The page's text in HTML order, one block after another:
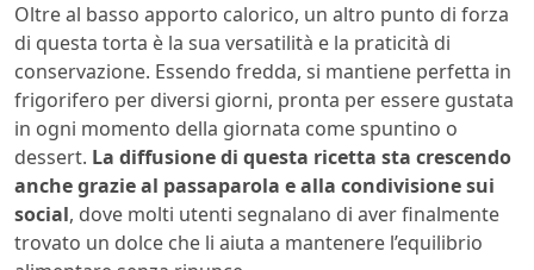
Oltre al basso apporto calorico, un altro punto di forza
di questa torta è la sua versatilità e la praticità di
conservazione. Essendo fredda, si mantiene perfetta in
frigorifero per diversi giorni, pronta per essere gustata
in ogni momento della giornata come spuntino o
dessert. La diffusione di questa ricetta sta crescendo
anche grazie al passaparola e alla condivisione sui
social, dove molti utenti segnalano di aver finalmente
trovato un dolce che li aiuta a mantenere l’equilibrio